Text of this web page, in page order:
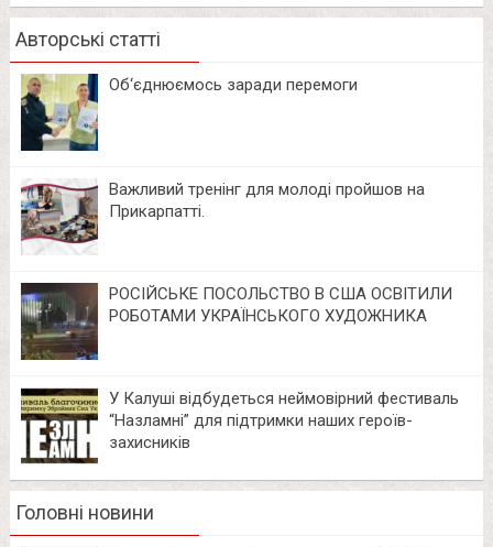
Авторські статті
Об‘єднюємось заради перемоги
Важливий тренінг для молоді пройшов на
Прикарпатті.
РОСІЙСЬКЕ ПОСОЛЬСТВО В США ОСВІТИЛИ
РОБОТАМИ УКРАЇНСЬКОГО ХУДОЖНИКА
У Калуші відбудеться неймовірний фестиваль
“Назламні” для підтримки наших героїв-
захисників
Головні новини